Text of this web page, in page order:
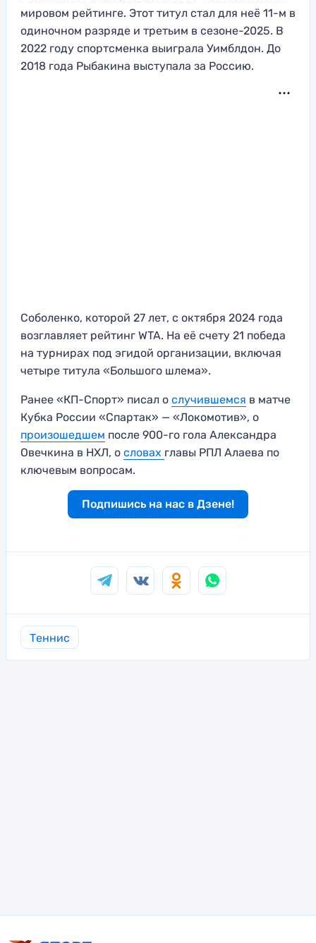
мировом рейтинге. Этот титул стал для неё 11-м в
одиночном разряде и третьим в сезоне-2025. В
2022 году спортсменка выиграла Уимблдон. До
2018 года Рыбакина выступала за Россию.
Соболенко, которой 27 лет, с октября 2024 года
возглавляет рейтинг WTA. На её счету 21 победа
на турнирах под эгидой организации, включая
четыре титула «Большого шлема».
Ранее «КП-Спорт» писал о случившемся в матче
Кубка России «Спартак» — «Локомотив», о
произошедшем после 900-го гола Александра
Овечкина в НХЛ, о словах главы РПЛ Алаева по
ключевым вопросам.
Подпишись на нас в Дзене!
Теннис